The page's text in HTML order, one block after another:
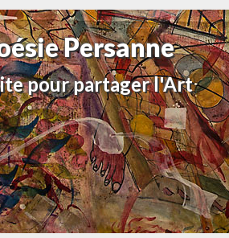
Persanne
pour partager l'Art